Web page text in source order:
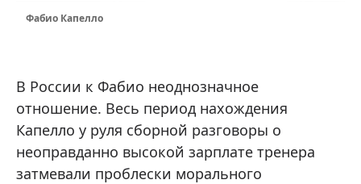
Фабио Капелло
В России к Фабио неоднозначное
отношение. Весь период нахождения
Капелло у руля сборной разговоры о
неоправданно высокой зарплате тренера
затмевали проблески морального